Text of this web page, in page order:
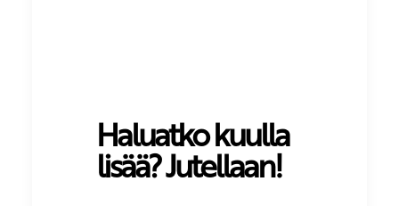
Haluatko kuulla
lisää? Jutellaan!